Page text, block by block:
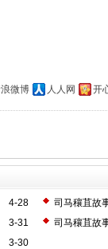
微博 人人网 开
4-28
司马穰苴故
3-31
司马穰苴故
3-30